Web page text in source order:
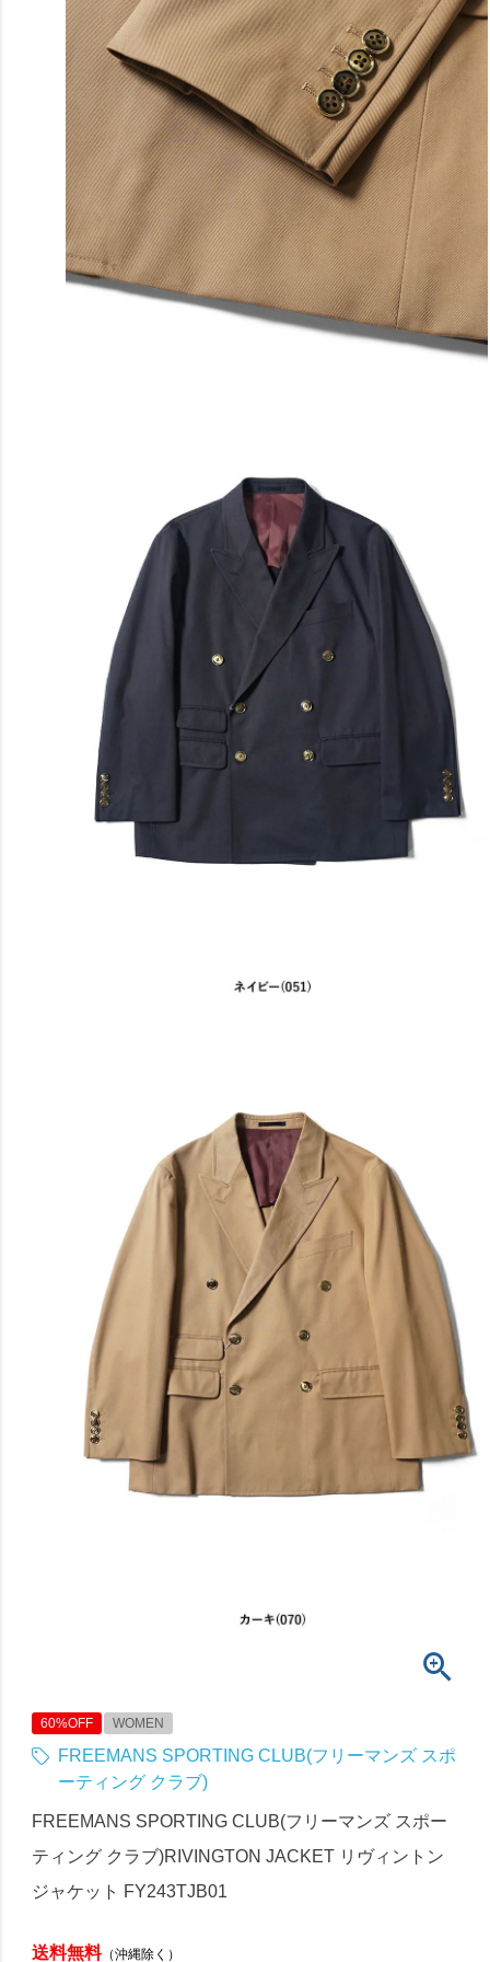
60%OFF WOMEN
FREEMANS SPORTING CLUB(フリーマンズ スポ
ーティング クラブ)
FREEMANS SPORTING CLUB(フリーマンズ スポー
ティング クラブ)RIVINGTON JACKET リヴィントン
ジャケット FY243TJB01
送料無料（沖縄除く）